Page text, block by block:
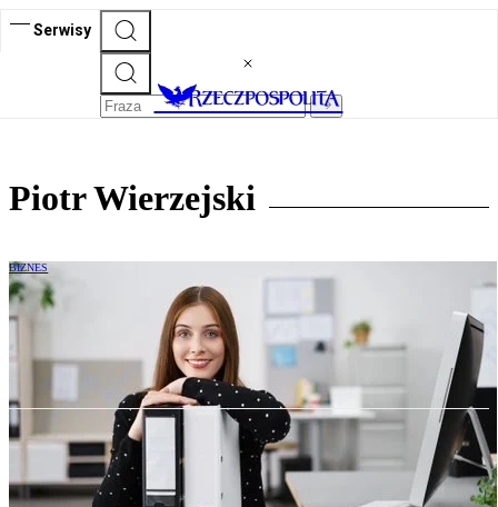
Serwisy
Piotr Wierzejski
BIZNES
TP-R – nowy wymiar raportowania